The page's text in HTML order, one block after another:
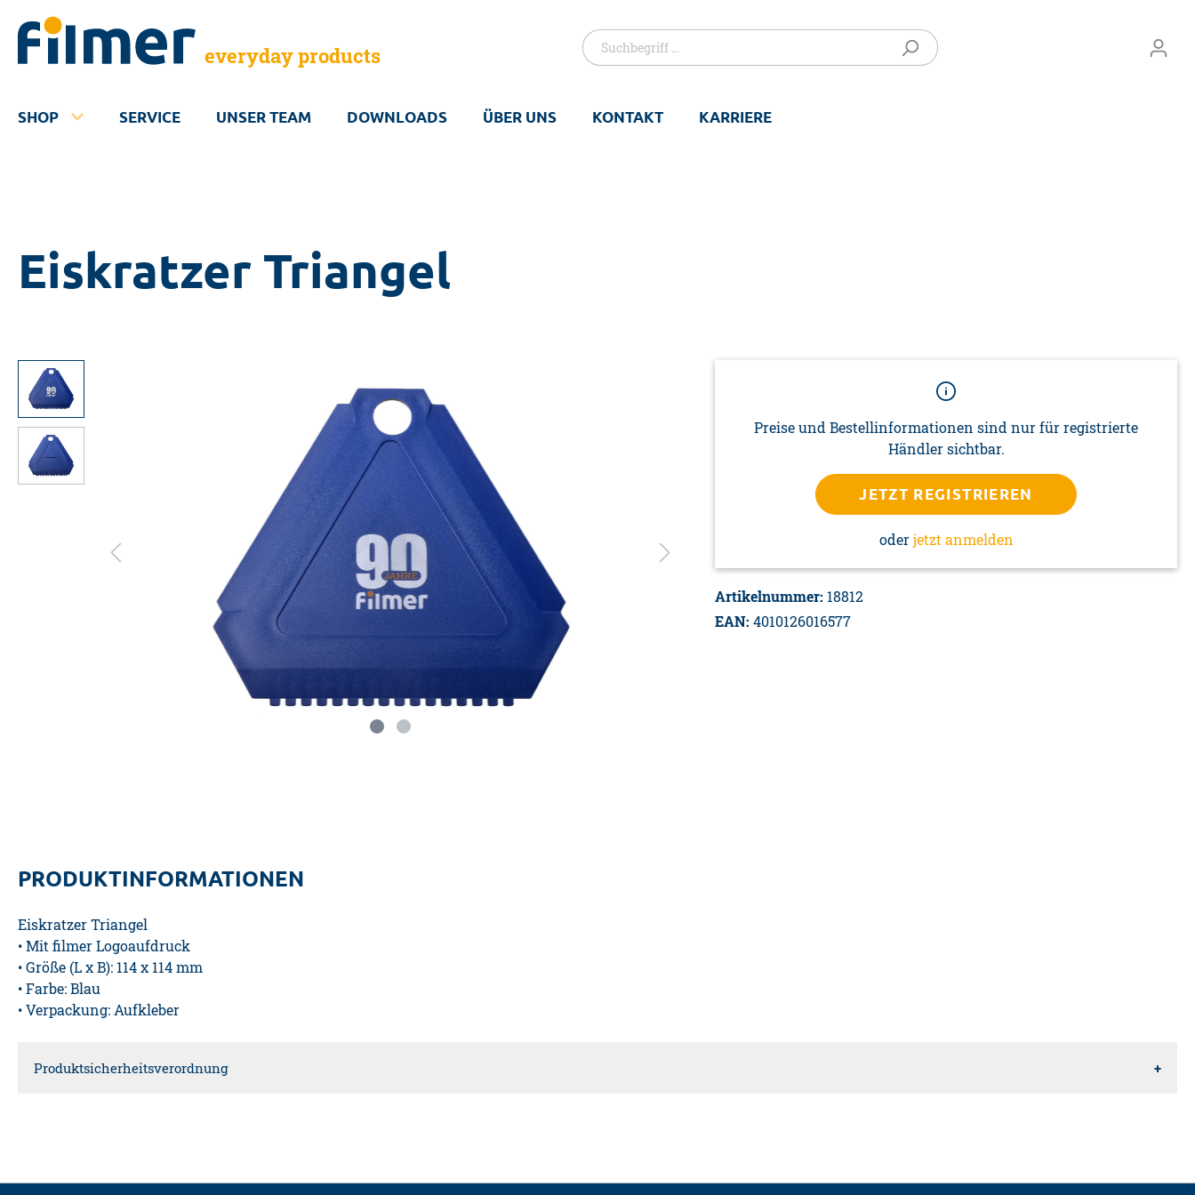
everyday products
SHOP SERVICE UNSER TEAM DOWNLOADS ÜBER UNS KONTAKT KARRIERE
Eiskratzer Triangel
Preise und Bestellinformationen sind nur für registrierte
Händler sichtbar.
JETZT REGISTRIEREN
oderjetzt anmelden
Artikelnummer: 18812
EAN: 4010126016577
PRODUKTINFORMATIONEN
Eiskratzer Triangel
• Mit filmer Logoaufdruck
• Größe (L x B): 114 x 114 mm
• Farbe: Blau
• Verpackung: Aufkleber
Produktsicherheitsverordnung